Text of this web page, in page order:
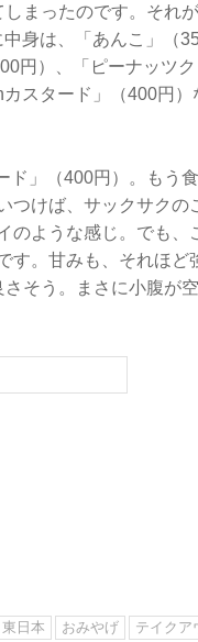
まったのです。それ
身は、「あんこ」（
円）、「ピーナッツ
スタード」（400円
」（400円）。もう
つけば、サックサクの
のような感じ。でも、
す。甘みも、それほど
そう。まさに小腹が
東日本 おみやげ テイクア